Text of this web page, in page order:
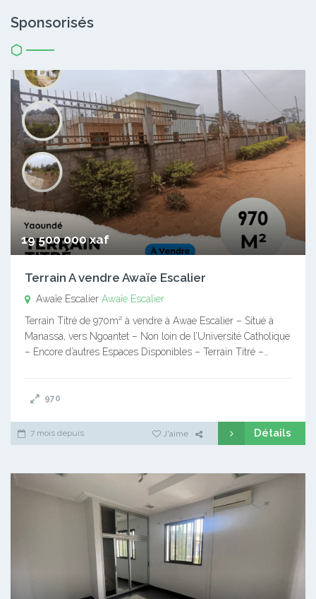
Sponsorisés
19 500 000 xaf
Terrain A vendre Awaïe Escalier
Awaïe Escalier Awaïe Escalier
Terrain Titré de 970m² à vendre à Awae Escalier – Situé à
Manassa, vers Ngoantet – Non loin de l’Université Catholique
– Encore d’autres Espaces Disponibles – Terrain Titré –…
970
7 mois depuis J'aime Détails